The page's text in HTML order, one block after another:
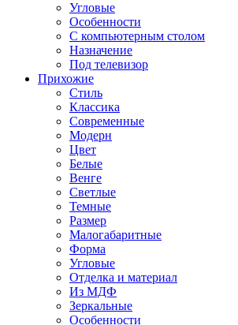
Угловые
Особенности
С компьютерным столом
Назначение
Под телевизор
Прихожие
Стиль
Классика
Современные
Модерн
Цвет
Белые
Венге
Светлые
Темные
Размер
Малогабаритные
Форма
Угловые
Отделка и материал
Из МДФ
Зеркальные
Особенности